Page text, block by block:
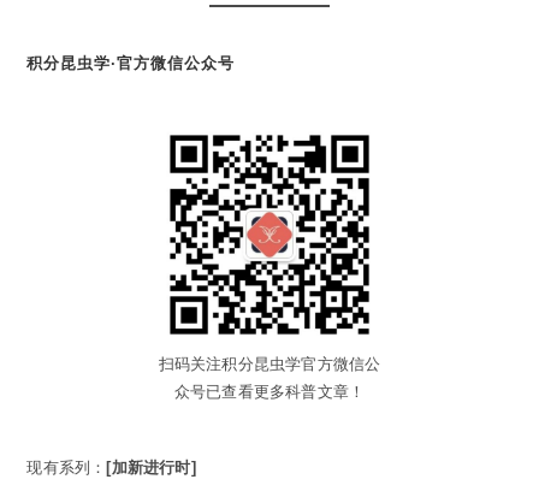
积分昆虫学·官方微信公众号
扫码关注积分昆虫学官方微信公
众号已查看更多科普文章！
现有系列： [加新进行时]